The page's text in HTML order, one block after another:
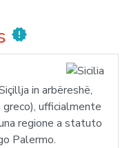
new_releases
in arbëreshë,
greco), ufficialmente
regione a statuto
Palermo.